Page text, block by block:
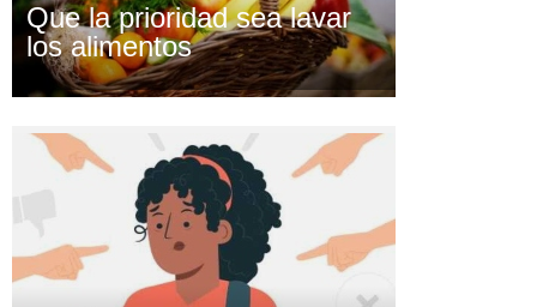
Que la prioridad sea lavar
los alimentos